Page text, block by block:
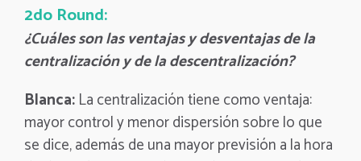
2do Round:
¿Cuáles son las ventajas y desventajas de la
centralización y de la descentralización?
Blanca:La centralización tiene como ventaja:
mayor control y menor dispersión sobre lo que
se dice, además de una mayor previsión a la hora